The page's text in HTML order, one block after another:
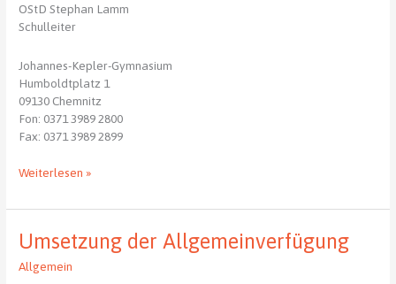
OStD Stephan Lamm
Schulleiter
Johannes-Kepler-Gymnasium
Humboldtplatz 1
09130 Chemnitz
Fon: 0371 3989 2800
Fax: 0371 3989 2899
Beratungsangebot
Schüler
Eltern
Weiterlesen »
Umsetzung der Allgemeinverfügung
Allgemein